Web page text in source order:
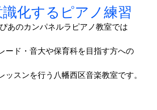
化するピアノ練習
あのカンパネルラピアノ教室では
ード・音大や保育科を目指す方への
ッスンを行う八幡西区音楽教室です。